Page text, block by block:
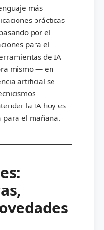
más
prácticas
por el
para el
de IA
mismo — en
artificial se
la IA hoy es
para el mañana.